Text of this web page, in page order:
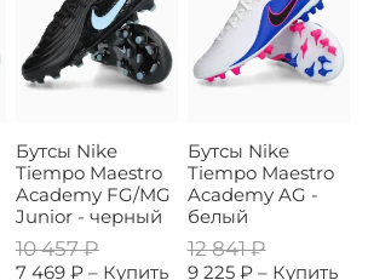
Бутсы Nike
Tiempo Maestro
Academy FG/MG
Junior - черный
10 457 ₽
7 469 ₽ – Купить
Бутсы Nike
Tiempo Maestro
Academy AG -
белый
12 841 ₽
9 225 ₽ – Купить